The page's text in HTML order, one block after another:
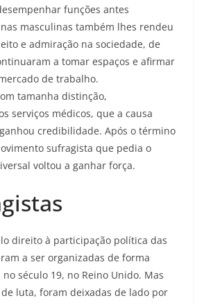
funções antes
masculinas também lhes rendeu
e admiração na sociedade, de
a tomar espaços e afirmar
de trabalho.
tamanha distinção,
serviços médicos, que a causa
credibilidade. Após o término
sufragista que pedia o
voltou a ganhar força.
direito à participação política das
a ser organizadas de forma
século 19, no Reino Unido. Mas
luta, foram deixadas de lado por